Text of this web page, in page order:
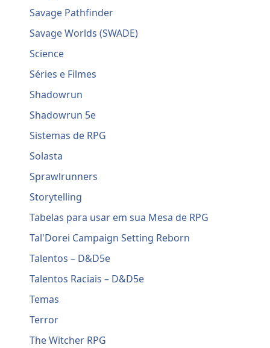
Savage Pathfinder
Savage Worlds (SWADE)
Science
Séries e Filmes
Shadowrun
Shadowrun 5e
Sistemas de RPG
Solasta
Sprawlrunners
Storytelling
Tabelas para usar em sua Mesa de RPG
Tal'Dorei Campaign Setting Reborn
Talentos – D&D5e
Talentos Raciais – D&D5e
Temas
Terror
The Witcher RPG